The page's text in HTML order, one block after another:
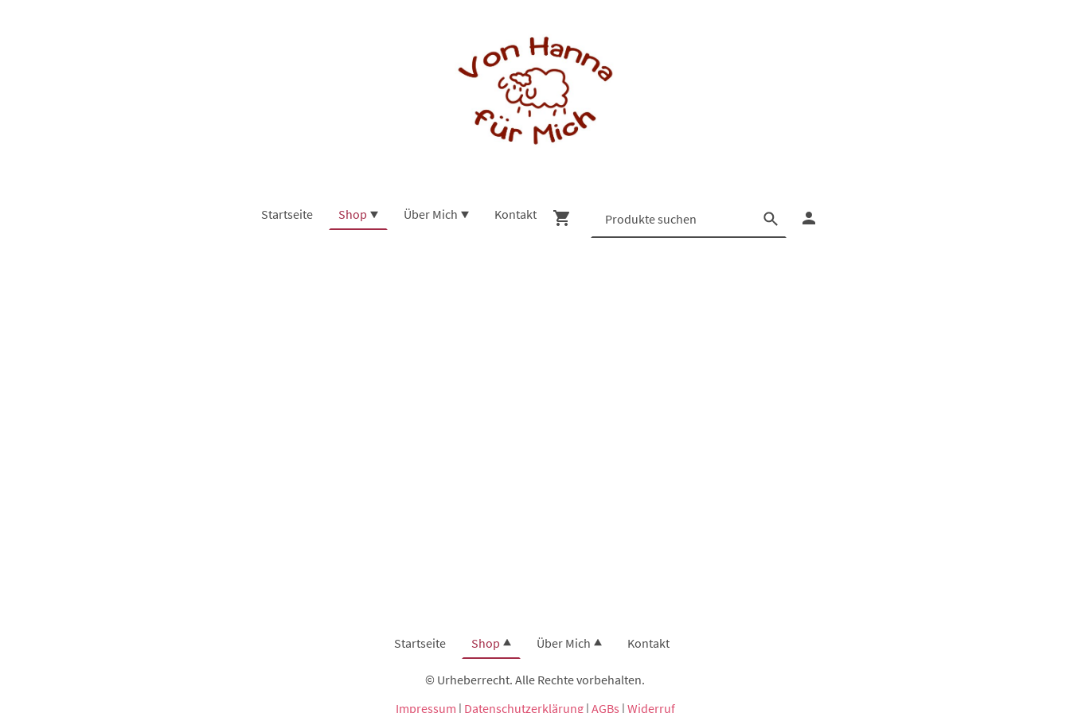
Startseite Shop Über Mich Kontakt
Startseite Shop Über Mich Kontakt
© Urheberrecht. Alle Rechte vorbehalten.
Impressum | Datenschutzerklärung| AGBs | Widerruf